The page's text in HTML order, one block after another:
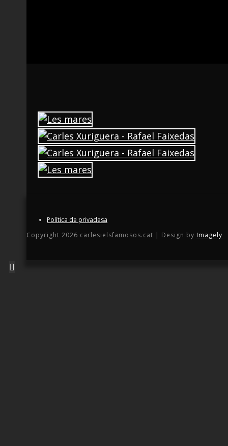
Política de privadesa
Copyright 2026 carlesielsfamosos.cat | Design by Imagely